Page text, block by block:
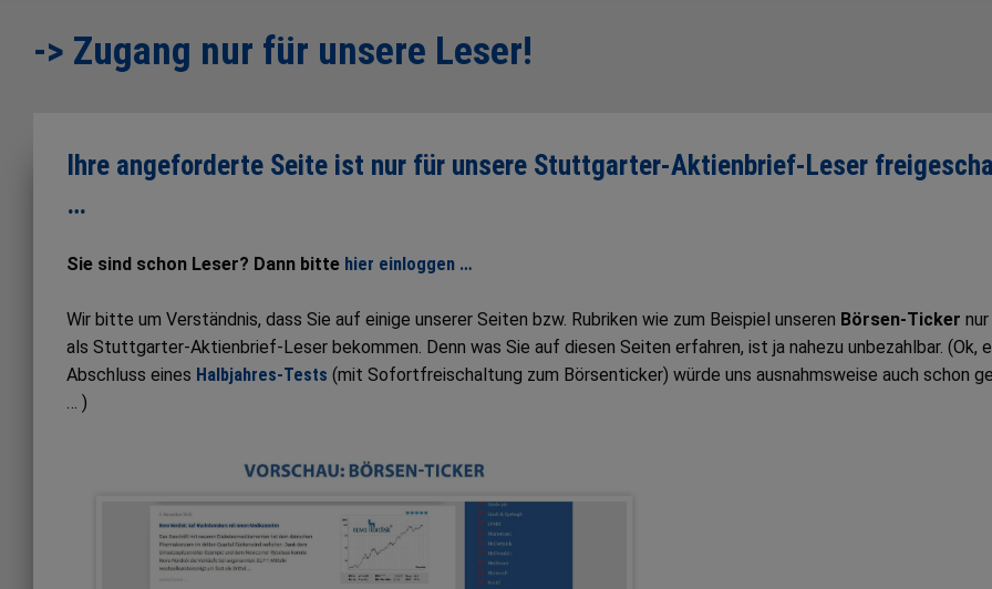
-> Zugang nur für unsere Leser!
Ihre angeforderte Seite ist nur für unsere Stuttgarter-Aktienbrief-Leser
…
Sie sind schon Leser? Dann bitte hier einloggen …
Wir bitte um Verständnis, dass Sie auf einige unserer Seiten bzw. Rubriken wie zum Beispiel unseren Börsen-Ticker
als Stuttgarter-Aktienbrief-Leser bekommen. Denn was Sie auf diesen Seiten erfahren, ist ja nahezu unbezahlbar. (Ok,
Abschluss eines Halbjahres-Tests (mit Sofortfreischaltung zum Börsenticker) würde uns ausnahmsweise auch schon
… )